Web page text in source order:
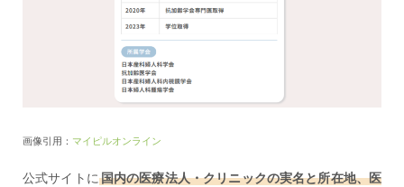
画像引用： マイピルオンライン
公式サイトに国内の医療法人・クリニックの実名と所在地、医